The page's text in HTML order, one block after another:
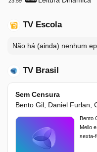
TV Escola
Não há (ainda) nenhum
TV Brasil
Sem Censura
Bento
Mello
sexta-